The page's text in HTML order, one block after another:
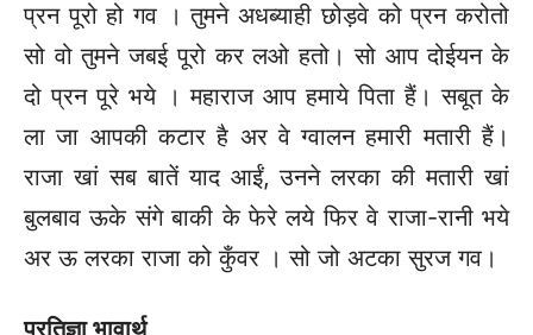
प्रन पूरो हो गव । तुमने अधब्याही छोड़वे को प्रन करोतो
सो वो तुमने जबई पूरो कर लओ हतो। सो आप दोईयन के
दो प्रन पूरे भये । महाराज आप हमाये पिता हैं। सबूत के
ला जा आपकी कटार है अर वे ग्वालन हमारी मतारी हैं।
राजा खां सब बातें याद आईं, उनने लरका की मतारी खां
बुलबाव ऊके संगे बाकी के फेरे लये फिर वे राजा-रानी भये
अर ऊ लरका राजा को कुँवर । सो जो अटका सुरज गव।